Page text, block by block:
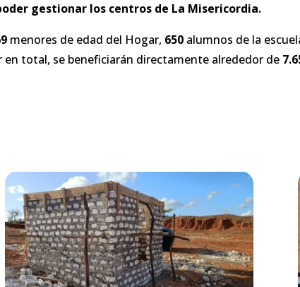
gestionar los centros de La Misericordia.
menores de edad del Hogar, 650alumnos de la
total, se beneficiarán directamente alrededor de